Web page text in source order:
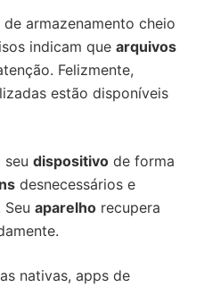
armazenamento cheio
indicam que arquivos
Felizmente,
estão disponíveis
seu dispositivo de forma
desnecessários e
Seu aparelho recupera
nativas, apps de